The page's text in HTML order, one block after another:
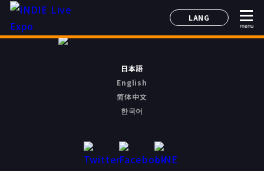
LANG
日本語
menu
English
日本語
한국어
简体中文